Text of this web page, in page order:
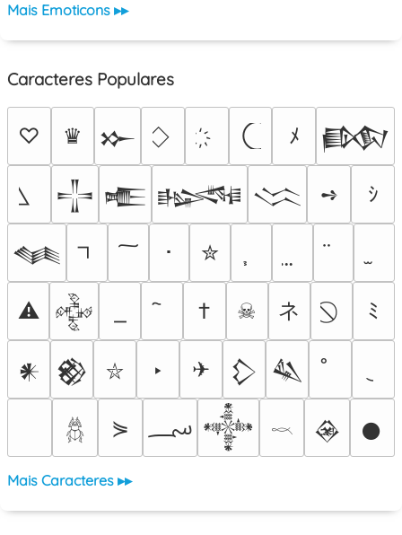
Mais Emoticons ▸▸
Caracteres Populares
♡ ♛ 𒁍 ﾒ 𒁃
𒋲 𒍫 𒈙 𒈱 ➺ ｼ
𒈝 ･ ✮
⚠ 𒅒 † ☠ ネ ﾐ
𒀭 𒆙 ⛥ ‣ ✈ 𒁷 𒈑
𓆣 ⋟ ؄ 𒀱 𓎖 𒊲 𒊹
Mais Caracteres ▸▸